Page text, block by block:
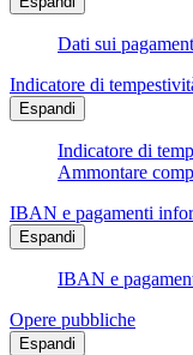
Dati sui
Indicatore di
Espandi
Indicatore di
Ammontare
IBAN e pagamenti
Espandi
IBAN e
Opere pubbliche
Espandi